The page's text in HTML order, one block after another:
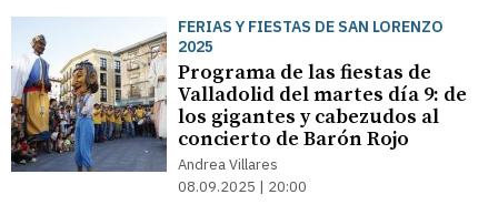
FERIAS Y FIESTAS DE SAN LORENZO
2025
Programa de las fiestas de
Valladolid del martes día 9: de
los gigantes y cabezudos al
concierto de Barón Rojo
Andrea Villares
08.09.2025 | 20:00